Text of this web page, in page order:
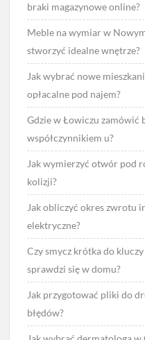
braki magazynowe online?
Meble na wymiar w
stworzyć idealne wnętrze?
Jak wybrać nowe
opłacalne pod najem?
Gdzie w Łowiczu zamówić
współczynnikiem u?
Jak wymierzyć otwór pod
kolizji?
Jak obliczyć okres zwrotu
elektryczne?
Czy smycz krótka do
sprawdzi się w domu?
Jak przygotować pliki do
błędów?